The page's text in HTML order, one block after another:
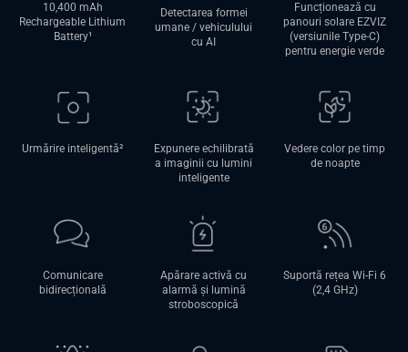
10,400 mAh
Rechargeable Lithium
Battery¹
Detectarea formei
umane / vehiculului
cu AI
Funcționează cu
panouri solare EZVIZ
(versiunile Type-C)
pentru energie verde
Urmărire inteligentă²
Expunere echilibrată
a imaginii cu lumini
inteligente
Vedere color pe timp
de noapte
Comunicare
bidirecțională
Apărare activă cu
alarmă şi lumină
stroboscopică
Suportă rețea Wi-Fi 6
(2,4 GHz)